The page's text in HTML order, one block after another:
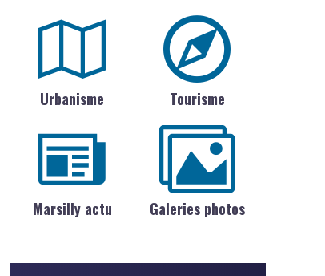
Urbanisme Tourisme
Marsilly actu Galeries photos